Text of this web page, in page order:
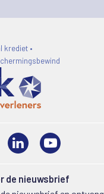
krediet •
LinkedIn
de nieuwsbrief